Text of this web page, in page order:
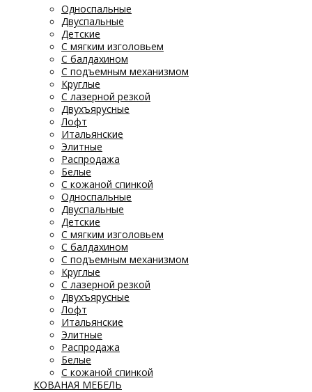
Односпальные
Двуспальные
Детские
С мягким изголовьем
С балдахином
С подъемным механизмом
Круглые
С лазерной резкой
Двухъярусные
Лофт
Итальянские
Элитные
Распродажа
Белые
С кожаной спинкой
Односпальные
Двуспальные
Детские
С мягким изголовьем
С балдахином
С подъемным механизмом
Круглые
С лазерной резкой
Двухъярусные
Лофт
Итальянские
Элитные
Распродажа
Белые
С кожаной спинкой
КОВАНАЯ МЕБЕЛЬ